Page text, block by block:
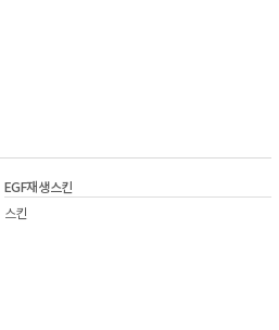
EGF재생스킨
스킨